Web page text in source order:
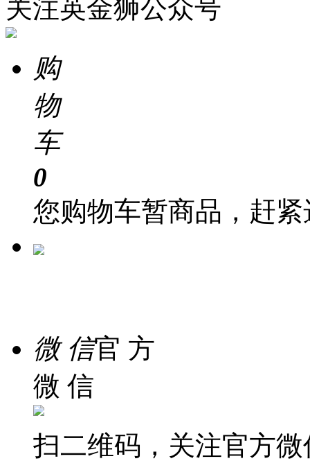
关注英金狮公众号
购
物
车
0
您购物车暂商品，赶
微 信官 方
微 信
扫二维码，关注官方微